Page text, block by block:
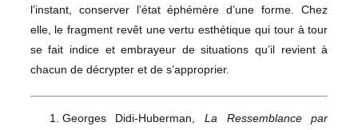
l’instant, conserver l’état éphémère d’une forme. Chez
elle, le fragment revêt une vertu esthétique qui tour à tour
se fait indice et embrayeur de situations qu’il revient à
chacun de décrypter et de s’approprier.
Georges Didi-Huberman, La Ressemblance par